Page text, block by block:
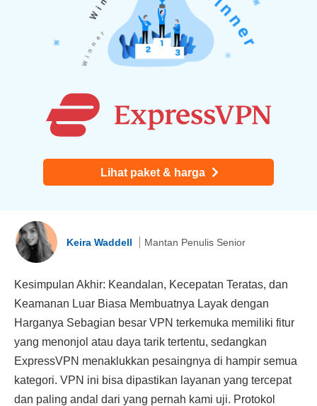
Lihat paket & harga
Keira Waddell Mantan Penulis Senior
Kesimpulan Akhir: Keandalan, Kecepatan Teratas, dan
Keamanan Luar Biasa Membuatnya Layak dengan
Harganya Sebagian besar VPN terkemuka memiliki fitur
yang menonjol atau daya tarik tertentu, sedangkan
ExpressVPN menaklukkan pesaingnya di hampir semua
kategori. VPN ini bisa dipastikan layanan yang tercepat
dan paling andal dari yang pernah kami uji. Protokol